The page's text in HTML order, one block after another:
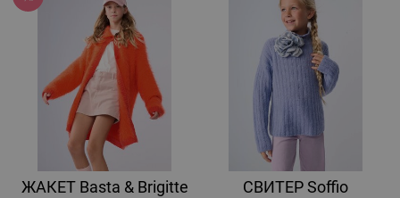
ЖАКЕТ Basta & Brigitte
СВИТЕР Soffio